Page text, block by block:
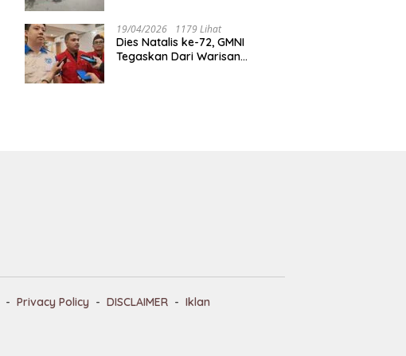
Harmoni
19/04/2026 1179 Lihat
Dies Natalis ke-72, GMNI
Tegaskan Dari Warisan
Privacy Policy DISCLAIMER
Iklan